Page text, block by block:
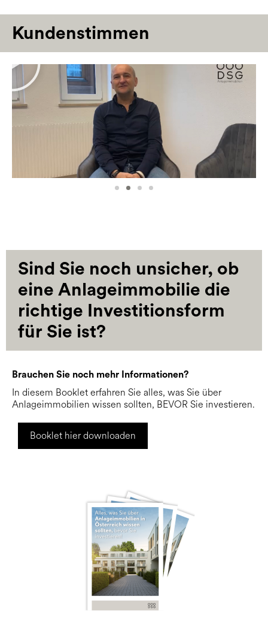
Kundenstimmen
Sind Sie noch unsicher, ob
eine Anlageimmobilie die
richtige Investitionsform
für Sie ist?
Brauchen Sie noch mehr Informationen?
In diesem Booklet erfahren Sie alles, was Sie über
Anlageimmobilien wissen sollten, BEVOR Sie investieren.
Booklet hier downloaden